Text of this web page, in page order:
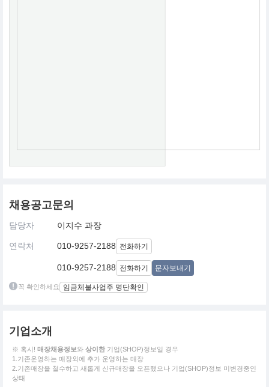
채용공고문의
담당자 이지수 과장
연락처 010-9257-2188 전화하기
010-9257-2188 전화하기 문자보내기
꼭 확인하세요 임금체불사업주 명단확인
기업소개
※ 혹시! 매장채용정보와 상이한 기업(SHOP)정보일 경우
1.기존운영하는 매장외에 추가 운영하는 매장
2.기존매장을 철수하고 새롭게 신규매장을 오픈했으나 기업(SHOP)정보 미변경중인
상태